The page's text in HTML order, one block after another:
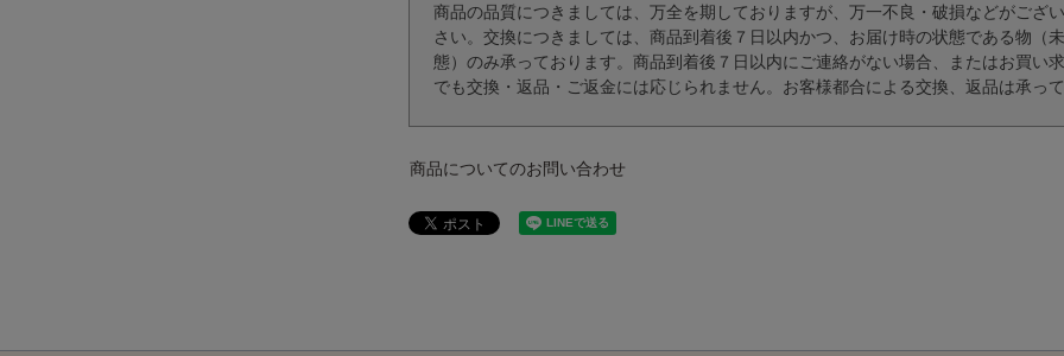
商品の品質につきましては、万全を期しておりますが、万一不良・破損などがござ
さい。交換につきましては、商品到着後７日以内かつ、お届け時の状態である物（
態）のみ承っております。商品到着後７日以内にご連絡がない場合、またはお買い
でも交換・返品・ご返金には応じられません。お客様都合による交換、返品は承っ
商品についてのお問い合わせ